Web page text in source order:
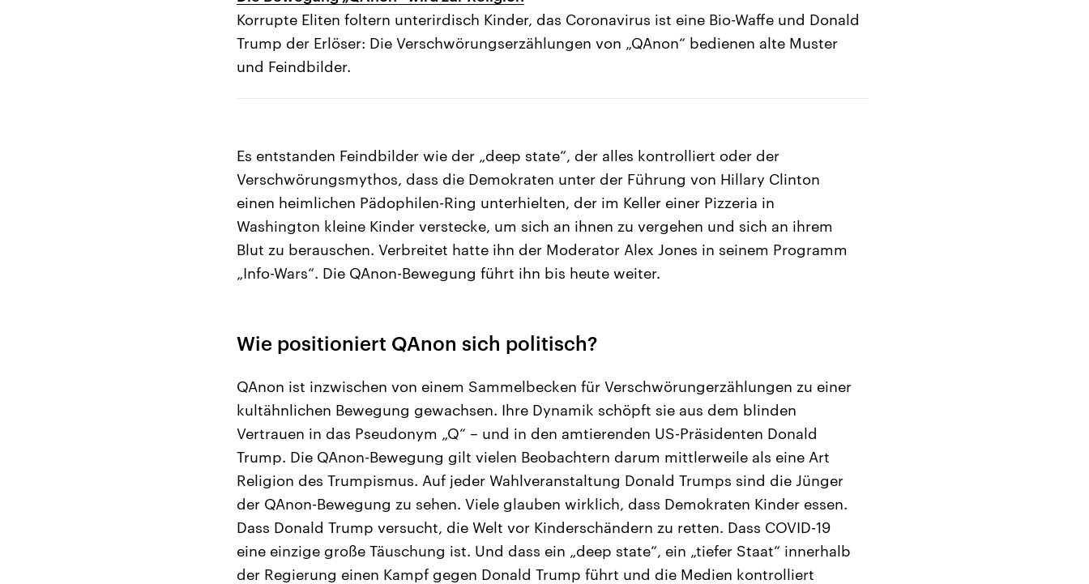
Korrupte Eliten foltern unterirdisch Kinder, das Coronavirus ist eine Bio-Waffe und Donald
Trump der Erlöser: Die Verschwörungserzählungen von „QAnon“ bedienen alte Muster
und Feindbilder.
Es entstanden Feindbilder wie der „deep state“, der alles kontrolliert oder der
Verschwörungsmythos, dass die Demokraten unter der Führung von Hillary Clinton
einen heimlichen Pädophilen-Ring unterhielten, der im Keller einer Pizzeria in
Washington kleine Kinder verstecke, um sich an ihnen zu vergehen und sich an ihrem
Blut zu berauschen. Verbreitet hatte ihn der Moderator Alex Jones in seinem Programm
„Info-Wars“. Die QAnon-Bewegung führt ihn bis heute weiter.
Wie positioniert QAnon sich politisch?
QAnon ist inzwischen von einem Sammelbecken für Verschwörungerzählungen zu einer
kultähnlichen Bewegung gewachsen. Ihre Dynamik schöpft sie aus dem blinden
Vertrauen in das Pseudonym „Q“ – und in den amtierenden US-Präsidenten Donald
Trump. Die QAnon-Bewegung gilt vielen Beobachtern darum mittlerweile als eine Art
Religion des Trumpismus. Auf jeder Wahlveranstaltung Donald Trumps sind die Jünger
der QAnon-Bewegung zu sehen. Viele glauben wirklich, dass Demokraten Kinder essen.
Dass Donald Trump versucht, die Welt vor Kinderschändern zu retten. Dass COVID-19
eine einzige große Täuschung ist. Und dass ein „deep state“, ein „tiefer Staat“ innerhalb
der Regierung einen Kampf gegen Donald Trump führt und die Medien kontrolliert